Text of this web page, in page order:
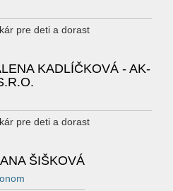
pre deti a dorast
KADLÍČKOVÁ - AK-
pre deti a dorast
ŠIŠKOVÁ